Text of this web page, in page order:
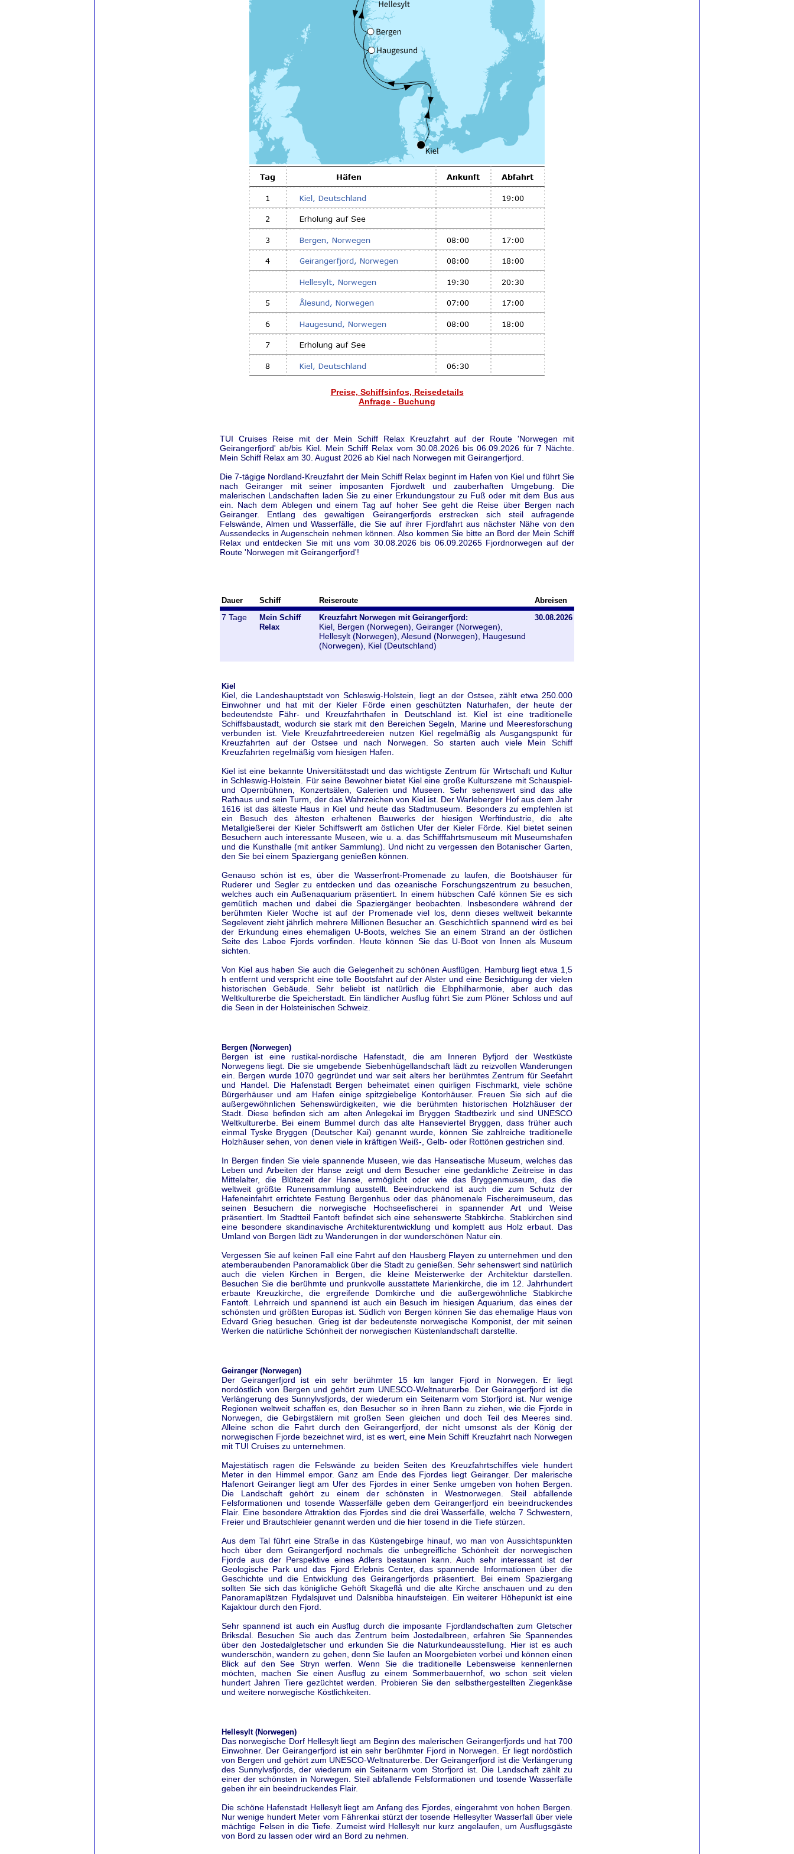
Preise, Schiffsinfos, Reisedetails
Anfrage - Buchung
TUI Cruises Reise mit der Mein Schiff Relax Kreuzfahrt auf der Route 'Norwegen mit
Geirangerfjord' ab/bis Kiel. Mein Schiff Relax vom 30.08.2026 bis 06.09.2026 für 7 Nächte.
Mein Schiff Relax am 30. August 2026 ab Kiel nach Norwegen mit Geirangerfjord.
Die 7-tägige Nordland-Kreuzfahrt der Mein Schiff Relax beginnt im Hafen von Kiel und führt Sie
nach Geiranger mit seiner imposanten Fjordwelt und zauberhaften Umgebung. Die
malerischen Landschaften laden Sie zu einer Erkundungstour zu Fuß oder mit dem Bus aus
ein. Nach dem Ablegen und einem Tag auf hoher See geht die Reise über Bergen nach
Geiranger. Entlang des gewaltigen Geirangerfjords erstrecken sich steil aufragende
Felswände, Almen und Wasserfälle, die Sie auf ihrer Fjordfahrt aus nächster Nähe von den
Aussendecks in Augenschein nehmen können. Also kommen Sie bitte an Bord der Mein Schiff
Relax und entdecken Sie mit uns vom 30.08.2026 bis 06.09.20265 Fjordnorwegen auf der
Route 'Norwegen mit Geirangerfjord'!
Dauer Schiff Reiseroute Abreisen
7 Tage
Mein Schiff
Relax
Kreuzfahrt Norwegen mit Geirangerfjord:
Kiel, Bergen (Norwegen), Geiranger (Norwegen),
Hellesylt (Norwegen), Alesund (Norwegen), Haugesund
(Norwegen), Kiel (Deutschland)
30.08.2026
Kiel
Kiel, die Landeshauptstadt von Schleswig-Holstein, liegt an der Ostsee, zählt etwa 250.000
Einwohner und hat mit der Kieler Förde einen geschützten Naturhafen, der heute der
bedeutendste Fähr- und Kreuzfahrthafen in Deutschland ist. Kiel ist eine traditionelle
Schiffsbaustadt, wodurch sie stark mit den Bereichen Segeln, Marine und Meeresforschung
verbunden ist. Viele Kreuzfahrtreedereien nutzen Kiel regelmäßig als Ausgangspunkt für
Kreuzfahrten auf der Ostsee und nach Norwegen. So starten auch viele Mein Schiff
Kreuzfahrten regelmäßig vom hiesigen Hafen.
Kiel ist eine bekannte Universitätsstadt und das wichtigste Zentrum für Wirtschaft und Kultur
in Schleswig-Holstein. Für seine Bewohner bietet Kiel eine große Kulturszene mit Schauspiel-
und Opernbühnen, Konzertsälen, Galerien und Museen. Sehr sehenswert sind das alte
Rathaus und sein Turm, der das Wahrzeichen von Kiel ist. Der Warleberger Hof aus dem Jahr
1616 ist das älteste Haus in Kiel und heute das Stadtmuseum. Besonders zu empfehlen ist
ein Besuch des ältesten erhaltenen Bauwerks der hiesigen Werftindustrie, die alte
Metallgießerei der Kieler Schiffswerft am östlichen Ufer der Kieler Förde. Kiel bietet seinen
Besuchern auch interessante Museen, wie u. a. das Schifffahrtsmuseum mit Museumshafen
und die Kunsthalle (mit antiker Sammlung). Und nicht zu vergessen den Botanischer Garten,
den Sie bei einem Spaziergang genießen können.
Genauso schön ist es, über die Wasserfront-Promenade zu laufen, die Bootshäuser für
Ruderer und Segler zu entdecken und das ozeanische Forschungszentrum zu besuchen,
welches auch ein Außenaquarium präsentiert. In einem hübschen Café können Sie es sich
gemütlich machen und dabei die Spaziergänger beobachten. Insbesondere während der
berühmten Kieler Woche ist auf der Promenade viel los, denn dieses weltweit bekannte
Segelevent zieht jährlich mehrere Millionen Besucher an. Geschichtlich spannend wird es bei
der Erkundung eines ehemaligen U-Boots, welches Sie an einem Strand an der östlichen
Seite des Laboe Fjords vorfinden. Heute können Sie das U-Boot von Innen als Museum
sichten.
Von Kiel aus haben Sie auch die Gelegenheit zu schönen Ausflügen. Hamburg liegt etwa 1,5
h entfernt und verspricht eine tolle Bootsfahrt auf der Alster und eine Besichtigung der vielen
historischen Gebäude. Sehr beliebt ist natürlich die Elbphilharmonie, aber auch das
Weltkulturerbe die Speicherstadt. Ein ländlicher Ausflug führt Sie zum Plöner Schloss und auf
die Seen in der Holsteinischen Schweiz.
Bergen (Norwegen)
Bergen ist eine rustikal-nordische Hafenstadt, die am Inneren Byfjord der Westküste
Norwegens liegt. Die sie umgebende Siebenhügellandschaft lädt zu reizvollen Wanderungen
ein. Bergen wurde 1070 gegründet und war seit alters her berühmtes Zentrum für Seefahrt
und Handel. Die Hafenstadt Bergen beheimatet einen quirligen Fischmarkt, viele schöne
Bürgerhäuser und am Hafen einige spitzgiebelige Kontorhäuser. Freuen Sie sich auf die
außergewöhnlichen Sehenswürdigkeiten, wie die berühmten historischen Holzhäuser der
Stadt. Diese befinden sich am alten Anlegekai im Bryggen Stadtbezirk und sind UNESCO
Weltkulturerbe. Bei einem Bummel durch das alte Hanseviertel Bryggen, dass früher auch
einmal Tyske Bryggen (Deutscher Kai) genannt wurde, können Sie zahlreiche traditionelle
Holzhäuser sehen, von denen viele in kräftigen Weiß-, Gelb- oder Rottönen gestrichen sind.
In Bergen finden Sie viele spannende Museen, wie das Hanseatische Museum, welches das
Leben und Arbeiten der Hanse zeigt und dem Besucher eine gedankliche Zeitreise in das
Mittelalter, die Blütezeit der Hanse, ermöglicht oder wie das Bryggenmuseum, das die
weltweit größte Runensammlung ausstellt. Beeindruckend ist auch die zum Schutz der
Hafeneinfahrt errichtete Festung Bergenhus oder das phänomenale Fischereimuseum, das
seinen Besuchern die norwegische Hochseefischerei in spannender Art und Weise
präsentiert. Im Stadtteil Fantoft befindet sich eine sehenswerte Stabkirche. Stabkirchen sind
eine besondere skandinavische Architekturentwicklung und komplett aus Holz erbaut. Das
Umland von Bergen lädt zu Wanderungen in der wunderschönen Natur ein.
Vergessen Sie auf keinen Fall eine Fahrt auf den Hausberg Fløyen zu unternehmen und den
atemberaubenden Panoramablick über die Stadt zu genießen. Sehr sehenswert sind natürlich
auch die vielen Kirchen in Bergen, die kleine Meisterwerke der Architektur darstellen.
Besuchen Sie die berühmte und prunkvolle ausstattete Marienkirche, die im 12. Jahrhundert
erbaute Kreuzkirche, die ergreifende Domkirche und die außergewöhnliche Stabkirche
Fantoft. Lehrreich und spannend ist auch ein Besuch im hiesigen Aquarium, das eines der
schönsten und größten Europas ist. Südlich von Bergen können Sie das ehemalige Haus von
Edvard Grieg besuchen. Grieg ist der bedeutenste norwegische Komponist, der mit seinen
Werken die natürliche Schönheit der norwegischen Küstenlandschaft darstellte.
Geiranger (Norwegen)
Der Geirangerfjord ist ein sehr berühmter 15 km langer Fjord in Norwegen. Er liegt
nordöstlich von Bergen und gehört zum UNESCO-Weltnaturerbe. Der Geirangerfjord ist die
Verlängerung des Sunnylvsfjords, der wiederum ein Seitenarm vom Storfjord ist. Nur wenige
Regionen weltweit schaffen es, den Besucher so in ihren Bann zu ziehen, wie die Fjorde in
Norwegen, die Gebirgstälern mit großen Seen gleichen und doch Teil des Meeres sind.
Alleine schon die Fahrt durch den Geirangerfjord, der nicht umsonst als der König der
norwegischen Fjorde bezeichnet wird, ist es wert, eine Mein Schiff Kreuzfahrt nach Norwegen
mit TUI Cruises zu unternehmen.
Majestätisch ragen die Felswände zu beiden Seiten des Kreuzfahrtschiffes viele hundert
Meter in den Himmel empor. Ganz am Ende des Fjordes liegt Geiranger. Der malerische
Hafenort Geiranger liegt am Ufer des Fjordes in einer Senke umgeben von hohen Bergen.
Die Landschaft gehört zu einem der schönsten in Westnorwegen. Steil abfallende
Felsformationen und tosende Wasserfälle geben dem Geirangerfjord ein beeindruckendes
Flair. Eine besondere Attraktion des Fjordes sind die drei Wasserfälle, welche 7 Schwestern,
Freier und Brautschleier genannt werden und die hier tosend in die Tiefe stürzen.
Aus dem Tal führt eine Straße in das Küstengebirge hinauf, wo man von Aussichtspunkten
hoch über dem Geirangerfjord nochmals die unbegreifliche Schönheit der norwegischen
Fjorde aus der Perspektive eines Adlers bestaunen kann. Auch sehr interessant ist der
Geologische Park und das Fjord Erlebnis Center, das spannende Informationen über die
Geschichte und die Entwicklung des Geirangerfjords präsentiert. Bei einem Spaziergang
sollten Sie sich das königliche Gehöft Skageflå und die alte Kirche anschauen und zu den
Panoramaplätzen Flydalsjuvet und Dalsnibba hinaufsteigen. Ein weiterer Höhepunkt ist eine
Kajaktour durch den Fjord.
Sehr spannend ist auch ein Ausflug durch die imposante Fjordlandschaften zum Gletscher
Briksdal. Besuchen Sie auch das Zentrum beim Jostedalbreen, erfahren Sie Spannendes
über den Jostedalgletscher und erkunden Sie die Naturkundeausstellung. Hier ist es auch
wunderschön, wandern zu gehen, denn Sie laufen an Moorgebieten vorbei und können einen
Blick auf den See Stryn werfen. Wenn Sie die traditionelle Lebensweise kennenlernen
möchten, machen Sie einen Ausflug zu einem Sommerbauernhof, wo schon seit vielen
hundert Jahren Tiere gezüchtet werden. Probieren Sie den selbsthergestellten Ziegenkäse
und weitere norwegische Köstlichkeiten.
Hellesylt (Norwegen)
Das norwegische Dorf Hellesylt liegt am Beginn des malerischen Geirangerfjords und hat 700
Einwohner. Der Geirangerfjord ist ein sehr berühmter Fjord in Norwegen. Er liegt nordöstlich
von Bergen und gehört zum UNESCO-Weltnaturerbe. Der Geirangerfjord ist die Verlängerung
des Sunnylvsfjords, der wiederum ein Seitenarm vom Storfjord ist. Die Landschaft zählt zu
einer der schönsten in Norwegen. Steil abfallende Felsformationen und tosende Wasserfälle
geben ihr ein beeindruckendes Flair.
Die schöne Hafenstadt Hellesylt liegt am Anfang des Fjordes, eingerahmt von hohen Bergen.
Nur wenige hundert Meter vom Fährenkai stürzt der tosende Hellesylter Wasserfall über viele
mächtige Felsen in die Tiefe. Zumeist wird Hellesylt nur kurz angelaufen, um Ausflugsgäste
von Bord zu lassen oder wird an Bord zu nehmen.